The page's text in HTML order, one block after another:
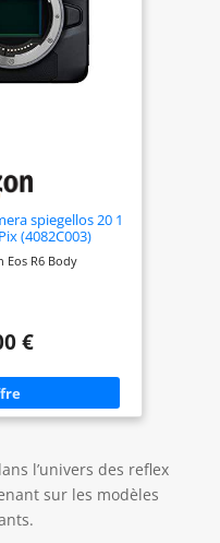
hybride pour les
vlog ou de
exigeants.
les créateurs – Cet
facilite le
spiegellos 20 1
(4082C003)
Eos R6 Body
€
l’univers des reflex
sur les modèles